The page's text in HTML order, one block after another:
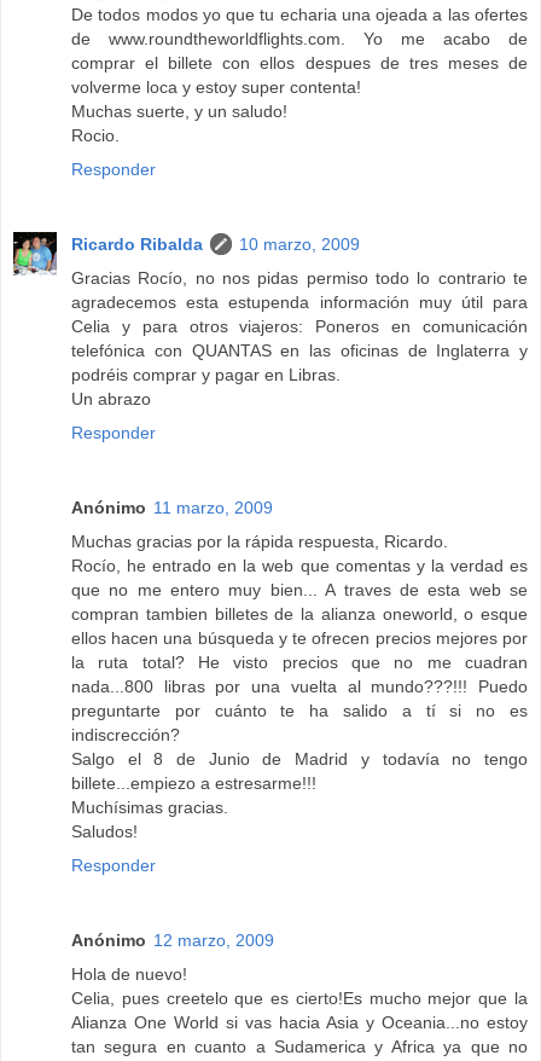
De todos modos yo que tu echaria una ojeada a las ofertes
de www.roundtheworldflights.com. Yo me acabo de
comprar el billete con ellos despues de tres meses de
volverme loca y estoy super contenta!
Muchas suerte, y un saludo!
Rocio.
Responder
Ricardo Ribalda
10 marzo, 2009
Gracias Rocío, no nos pidas permiso todo lo contrario te
agradecemos esta estupenda información muy útil para
Celia y para otros viajeros: Poneros en comunicación
telefónica con QUANTAS en las oficinas de Inglaterra y
podréis comprar y pagar en Libras.
Un abrazo
Responder
Anónimo 11 marzo, 2009
Muchas gracias por la rápida respuesta, Ricardo.
Rocío, he entrado en la web que comentas y la verdad es
que no me entero muy bien... A traves de esta web se
compran tambien billetes de la alianza oneworld, o esque
ellos hacen una búsqueda y te ofrecen precios mejores por
la ruta total? He visto precios que no me cuadran
nada...800 libras por una vuelta al mundo???!!! Puedo
preguntarte por cuánto te ha salido a tí si no es
indiscrección?
Salgo el 8 de Junio de Madrid y todavía no tengo
billete...empiezo a estresarme!!!
Muchísimas gracias.
Saludos!
Responder
Anónimo 12 marzo, 2009
Hola de nuevo!
Celia, pues creetelo que es cierto!Es mucho mejor que la
Alianza One World si vas hacia Asia y Oceania...no estoy
tan segura en cuanto a Sudamerica y Africa ya que no